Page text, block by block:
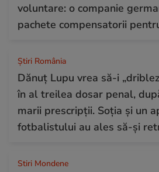
voluntare: o companie
pachete compensatorii
Știri România
Dănuț Lupu vrea să-i
în al treilea dosar penal,
marii prescripții. Soția și un
fotbalistului au ales să-și
Stiri Mondene